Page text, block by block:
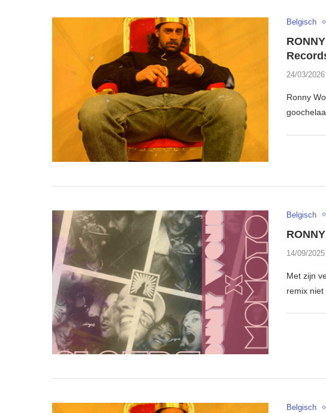
Belgisch
24/03/2026
Ronny
Belgisch
14/09/2025
Met zijn
remix niet
Belgisch